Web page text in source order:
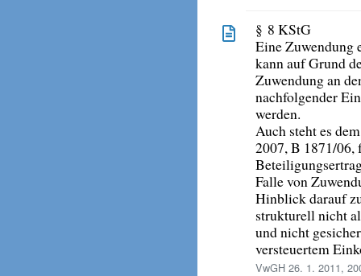
§ 8 KStG
Eine Zuwendung
kann auf Grund
Zuwendung an
nachfolgender
werden.
Auch steht es
2007, B 1871/06,
Falle von
Hinblick darauf
strukturell nicht
und nicht
versteuertem
VwGH 26. 1. 2011,